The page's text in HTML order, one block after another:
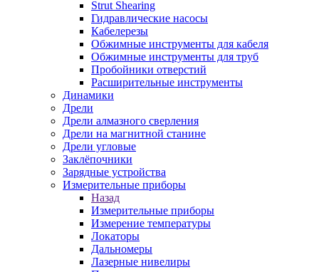
Strut Shearing
Гидравлические насосы
Кабелерезы
Обжимные инструменты для кабеля
Обжимные инструменты для труб
Пробойники отверстий
Расширительные инструменты
Динамики
Дрели
Дрели алмазного сверления
Дрели на магнитной станине
Дрели угловые
Заклёпочники
Зарядные устройства
Измерительные приборы
Назад
Измерительные приборы
Измерение температуры
Локаторы
Дальномеры
Лазерные нивелиры